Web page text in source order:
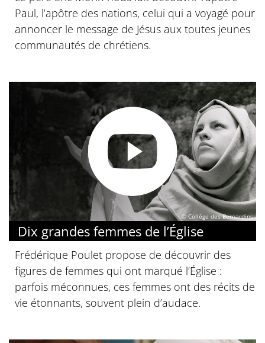
Paul, l’apôtre des nations, celui qui a voyagé pour
annoncer le message de Jésus aux toutes jeunes
communautés de chrétiens.
© Collège des Bernardins
Dix grandes femmes de l’Église
Frédérique Poulet propose de découvrir des
figures de femmes qui ont marqué l’Église :
parfois méconnues, ces femmes ont des récits de
vie étonnants, souvent plein d’audace.